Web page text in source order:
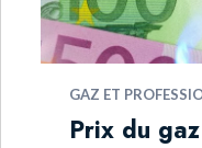
GAZ ET
Prix du